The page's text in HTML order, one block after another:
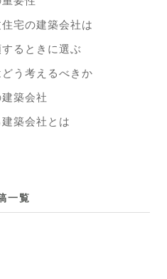
宅の建築会社は
るときに選ぶ
う考えるべきか
築会社
築会社とは
一覧